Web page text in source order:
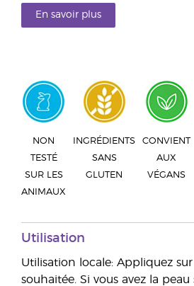
En savoir plus
NON
TESTÉ
SUR LES
ANIMAUX
INGRÉDIENTS
SANS
GLUTEN
CONVIENT
AUX
VÉGANS
Utilisation
Utilisation locale: Appliquez
souhaitée. Si vous avez la